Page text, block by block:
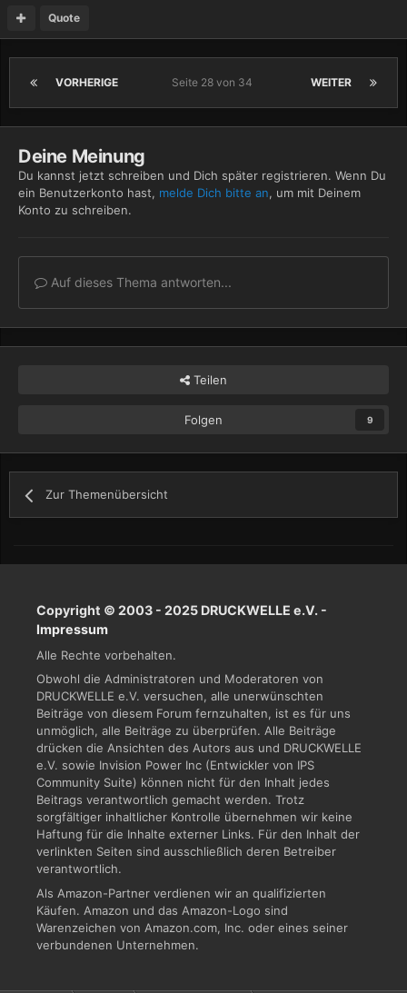
Quote
VORHERIGE WEITER
Seite 28 von 34
Deine Meinung
Du kannst jetzt schreiben und Dich später registrieren. Wenn Du
ein Benutzerkonto hast, melde Dich bitte an, um mit Deinem
Konto zu schreiben.
Auf dieses Thema antworten...
Teilen
Folgen 9
Zur Themenübersicht
Copyright © 2003 - 2025 DRUCKWELLE e.V. -
Impressum
Alle Rechte vorbehalten.
Obwohl die Administratoren und Moderatoren von
DRUCKWELLE e.V. versuchen, alle unerwünschten
Beiträge von diesem Forum fernzuhalten, ist es für uns
unmöglich, alle Beiträge zu überprüfen. Alle Beiträge
drücken die Ansichten des Autors aus und DRUCKWELLE
e.V. sowie Invision Power Inc (Entwickler von IPS
Community Suite) können nicht für den Inhalt jedes
Beitrags verantwortlich gemacht werden. Trotz
sorgfältiger inhaltlicher Kontrolle übernehmen wir keine
Haftung für die Inhalte externer Links. Für den Inhalt der
verlinkten Seiten sind ausschließlich deren Betreiber
verantwortlich.
Als Amazon-Partner verdienen wir an qualifizierten
Käufen. Amazon und das Amazon-Logo sind
Warenzeichen von Amazon.com, Inc. oder eines seiner
verbundenen Unternehmen.